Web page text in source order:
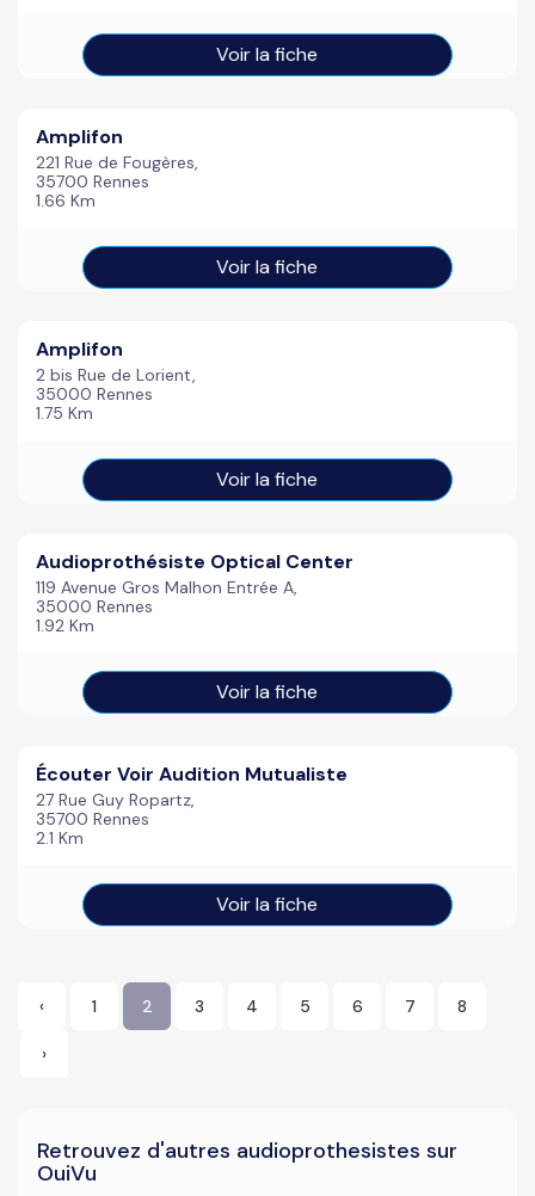
Voir la fiche
Amplifon
221 Rue de Fougères,
35700 Rennes
1.66 Km
Voir la fiche
Amplifon
2 bis Rue de Lorient,
35000 Rennes
1.75 Km
Voir la fiche
Audioprothésiste Optical Center
119 Avenue Gros Malhon Entrée A,
35000 Rennes
1.92 Km
Voir la fiche
Écouter Voir Audition Mutualiste
27 Rue Guy Ropartz,
35700 Rennes
2.1 Km
Voir la fiche
‹ 1 2 3 4 5 6 7 8
›
Retrouvez d'autres audioprothesistes sur
OuiVu